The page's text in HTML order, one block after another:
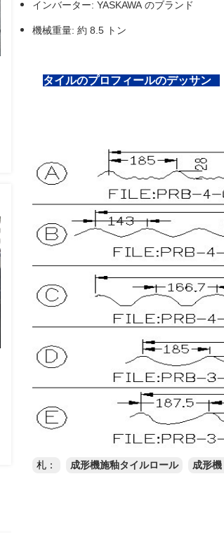
インバーター: YASKAWA のブランド
機械重量: 約 8.5 トン
タイルのプロフィールのデッサン
札： 成形機施釉タイルロール 成形